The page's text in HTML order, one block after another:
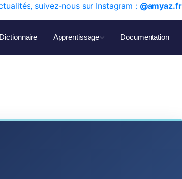
suivez-nous sur Instagram : @amyaz.fr
Dictionnaire Apprentissage Documentation